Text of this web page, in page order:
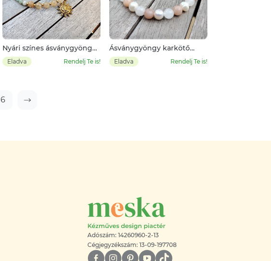
Nyári színes ásványgyöngy
nyaklánc
Eladva Rendelj Te is!
Ásványgyöngy karkötő
tenyésztett gyönggyel
Eladva Rendelj Te is!
6
Adószám: 14260960-2-13
Cégjegyzékszám: 13-09-197708